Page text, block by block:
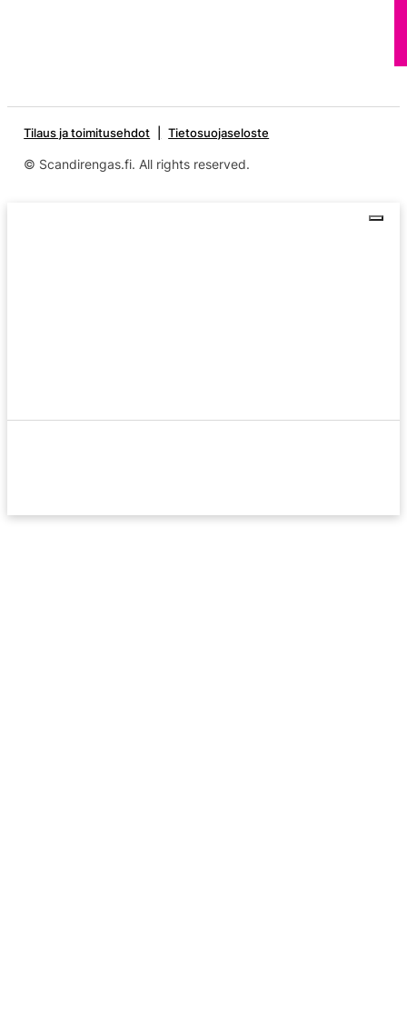
Tilaus ja toimitusehdot Tietosuojaseloste
© Scandirengas.fi. All rights reserved.